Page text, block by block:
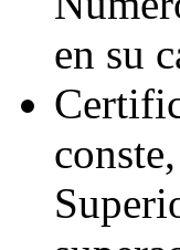
en su